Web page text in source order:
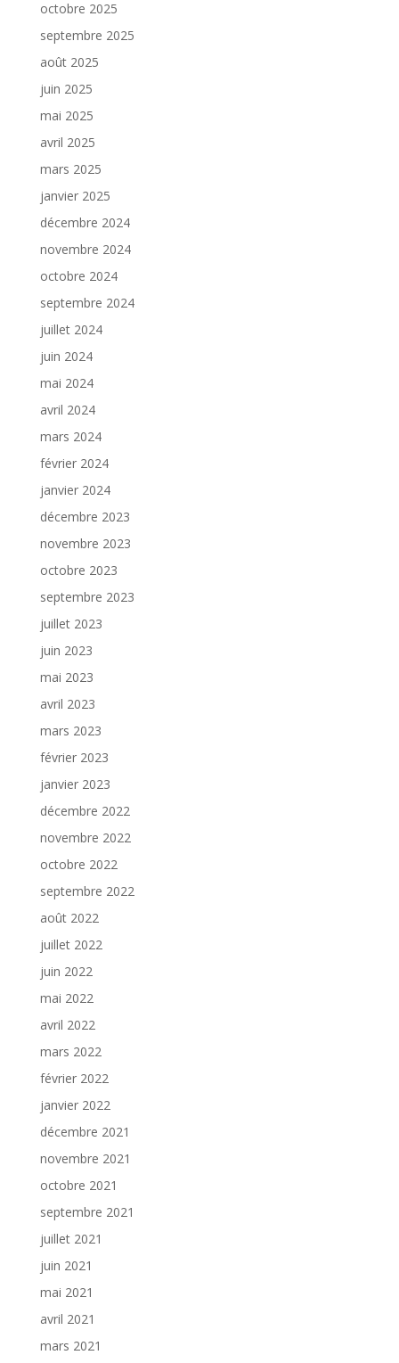
octobre 2025
septembre 2025
août 2025
juin 2025
mai 2025
avril 2025
mars 2025
janvier 2025
décembre 2024
novembre 2024
octobre 2024
septembre 2024
juillet 2024
juin 2024
mai 2024
avril 2024
mars 2024
février 2024
janvier 2024
décembre 2023
novembre 2023
octobre 2023
septembre 2023
juillet 2023
juin 2023
mai 2023
avril 2023
mars 2023
février 2023
janvier 2023
décembre 2022
novembre 2022
octobre 2022
septembre 2022
août 2022
juillet 2022
juin 2022
mai 2022
avril 2022
mars 2022
février 2022
janvier 2022
décembre 2021
novembre 2021
octobre 2021
septembre 2021
juillet 2021
juin 2021
mai 2021
avril 2021
mars 2021